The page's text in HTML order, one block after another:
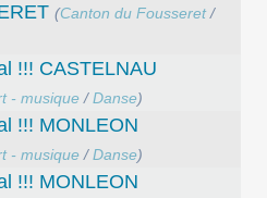
(Canton du Fousseret/
!!! CASTELNAU
- musique/Danse)
!!! MONLEON
- musique/Danse)
!!! MONLEON